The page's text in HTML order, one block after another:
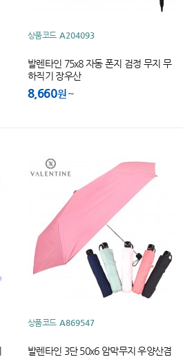
상품코드 A204093
발렌타인 75x8 자동 폰지 검정 무지 무
하직기 장우산
8,660원
상품코드 A869547
발렌타인 3단 50x6 암막무지 우양산겸